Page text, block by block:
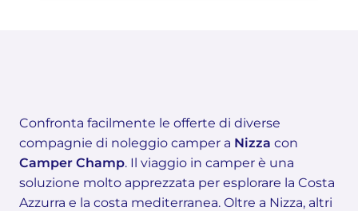
Confronta facilmente le offerte di diverse
compagnie di noleggio camper a Nizza con
Camper Champ. Il viaggio in camper è una
soluzione molto apprezzata per esplorare la Costa
Azzurra e la costa mediterranea. Oltre a Nizza, altri